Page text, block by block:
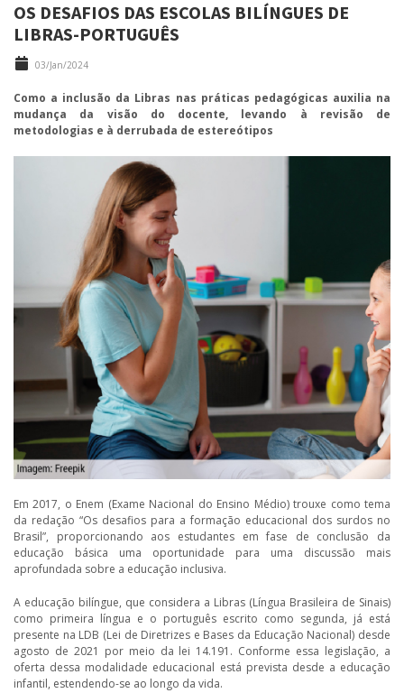
CONTATO
OS DESAFIOS DAS ESCOLAS BILÍNGUES DE
LIBRAS-PORTUGUÊS
03/Jan/2024
Como a inclusão da Libras nas práticas pedagógicas auxilia na
mudança da visão do docente, levando à revisão de
metodologias e à derrubada de estereótipos
Em 2017, o Enem (Exame Nacional do Ensino Médio) trouxe como tema
da redação “Os desafios para a formação educacional dos surdos no
Brasil”, proporcionando aos estudantes em fase de conclusão da
educação básica uma oportunidade para uma discussão mais
aprofundada sobre a educação inclusiva.
A educação bilíngue, que considera a Libras (Língua Brasileira de Sinais)
como primeira língua e o português escrito como segunda, já está
presente na LDB (Lei de Diretrizes e Bases da Educação Nacional) desde
agosto de 2021 por meio da lei 14.191. Conforme essa legislação, a
oferta dessa modalidade educacional está prevista desde a educação
infantil, estendendo-se ao longo da vida.